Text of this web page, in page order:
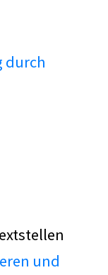
durch
und